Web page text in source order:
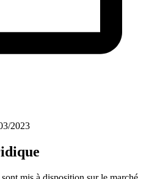
2023